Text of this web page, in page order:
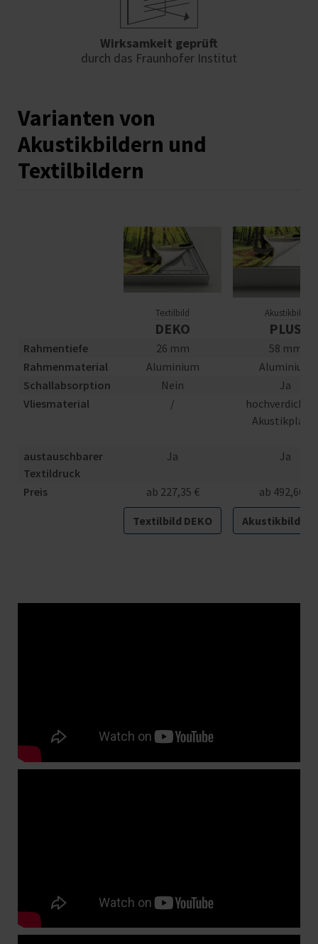
Wirksamkeit geprüft
durch das Fraunhofer Institut
Varianten von
Akustikbildern und
Textilbildern
Textilbild
DEKO
Akustikbild
PLUS
Rahmentiefe 26 mm
58 mm
Rahmenmaterial
Aluminium
Aluminium
Schallabsorption
Nein
Ja
Vliesmaterial
/
austauschbarer
Textildruck
Ja Ja
Preis ab 227,35 € ab 492,66 €
Textilbild DEKO Akustikbild